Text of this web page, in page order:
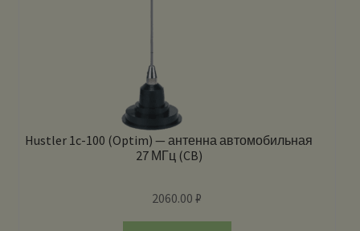
Hustler 1c-100 (Optim) — антенна автомобильная
27 МГц (CB)
2060.00₽